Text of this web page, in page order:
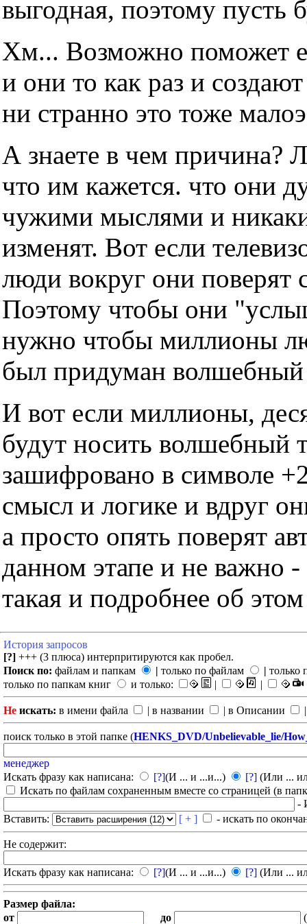
выгодная, поэтому пусть
Хм... Возможно поможет
и они то как раз и
ни странно это тоже
А знаете в чем причина?
что им кажется. что они
чужими мыслями и
изменят. Вот если
люди вокруг они поверят
Поэтому чтобы они
нужно чтобы миллионы
был придуман волшебный
И вот если миллионы,
будут носить волшебный
зашифровано в символе
смысл и логике и вдруг
а просто опять поверят
данном этапе и не важно
такая и подробнее об
История запросов
[?] +++ (3 плюса) интерпритируются как пробел.
Поиск по: файлам и папкам | только по файлам | только
только по папкам книг
и только: | |
Не искать: в имени файла | в названии | в Описании
поиск только в этой папке (HENKS_DVD/Unbelievable_lie/
менеджер
Искать фразу как написана:
[?](И ... и ...и...) [?] (Или ...
Искать по файлам сохраненным вместе со страницей (в
-
Вставить:
[ + ] - искать по
Не содержит:
Искать фразу как написана: [?](И ... и ...и...) [?] (Или ...
Размер файла:
от
до